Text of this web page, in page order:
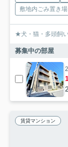
敷地内ごみ置き場
★犬・猫・多頭飼
募集中の部屋
賃貸マンション